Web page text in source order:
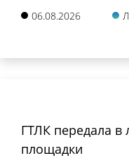
06.08.2026
ГТЛК передала в
площадки